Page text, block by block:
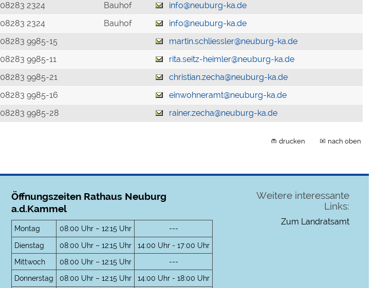
08283 2324 Bauhof
info@neuburg-ka.de
08283 2324 Bauhof
info@neuburg-ka.de
08283 9985-15
martin.schliessler@neuburg-ka.de
08283 9985-11
rita.seitz-heimler@neuburg-ka.de
08283 9985-21
christian.zecha@neuburg-ka.de
08283 9985-16
einwohneramt@neuburg-ka.de
08283 9985-28 rainer.zecha@neuburg-ka.de
drucken nach oben
Öffnungszeiten Rathaus Neuburg
a.d.Kammel
Montag 08:00 Uhr – 12:15 Uhr
---
Dienstag
08:00 Uhr – 12:15 Uhr
14:00 Uhr - 17:00 Uhr
Mittwoch
08:00 Uhr – 12:15 Uhr
---
Donnerstag
08:00 Uhr – 12:15 Uhr 14:00 Uhr - 18:00 Uhr
Weitere interessante
Links:
Zum Landratsamt